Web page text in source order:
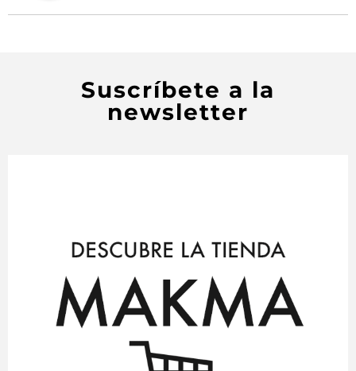
Suscríbete a la
newsletter